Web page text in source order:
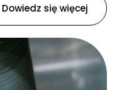
Dowiedz się więcej